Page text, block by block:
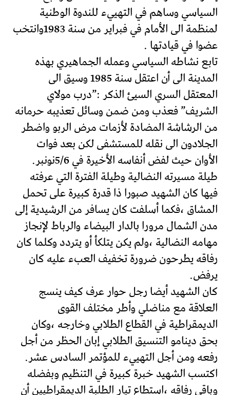
السياسي وساهم في التهييء للندوة الوطنية
لمنظمة الى الأمام في فبراير من سنة 1983وانتخب
عضوا في قيادتها .
تابع نشاطه السياسي وعمله الجماهيري بهذه
المدينة الى أن اعتقل سنة 1985 وسيق الى
المعتقل السري السيئ الذكر :”درب مولاي
الشريف” فعذب ومن ضمن وسائل تعذيبه حرمانه
من الرشاشة المضادة لأزمات مرض الربو واضطر
الجلادون الى نقله للمستشفى لكن بعد فوات
الأوان حيث لفض أنفاسه الأخيرة في 5/6نونبر.
طيلة مسيرته النضالية وطيلة الفترة التي عرفته
فيها كان الشهيد صبورا ذا قدرة كبيرة على تحمل
المشاق ،فكما أسلفت كان يسافر من الرشيدية إلى
مدن الشمال مرورا بالدار البيضاء والرباط لإنجاز
مهامه النضالية ،ولم يكن يتلكأ أو يتردد وكلما كان
رفاقه يطرحون ضرورة تخفيف العبء عليه كان
يرفض.
كان الشهيد أيضا رجل حوار عرف كيف ينسج
العلاقة مع مناضلي وأطر مختلف القوى
الديمقراطية في القطاع الطلابي وخارجه ،وكان
بحق دينامو التنسيق الطلابي إبان الحظر من أجل
رفعه ومن أجل التهييء للمؤتمر السادس عشر.
اكتسب الشهيد خبرة كبيرة في التنظيم وبفضله
وباقي رفاقه ،استطاع تيار الطلبة الديمقراطيين أن